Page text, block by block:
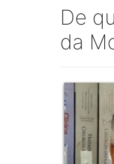
De
da